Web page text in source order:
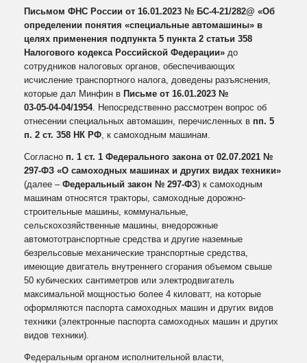
Письмом ФНС России от 16.01.2023 № БС-4-21/282@ «Об
определении понятия «специальные автомашины» в
целях применения подпункта 5 пункта 2 статьи 358
Налогового кодекса Российской Федерации» до
сотрудников налоговых органов, обеспечивающих
исчисление транспортного налога, доведены разъяснения,
которые дал Минфин в Письме от 16.01.2023 №
03‑05‑04‑04/1954. Непосредственно рассмотрен вопрос об
отнесении специальных автомашин, перечисленных в пп. 5
п. 2 ст. 358 НК РФ, к самоходным машинам.
Согласно п. 1 ст. 1 Федерального закона от 02.07.2021 №
297‑ФЗ «О самоходных машинах и других видах техники»
(далее –Федеральный закон № 297‑ФЗ) к самоходным
машинам относятся тракторы, самоходные дорожно-
строительные машины, коммунальные,
сельскохозяйственные машины, внедорожные
автомототранспортные средства и другие наземные
безрельсовые механические транспортные средства,
имеющие двигатель внутреннего сгорания объемом свыше
50 кубических сантиметров или электродвигатель
максимальной мощностью более 4 киловатт, на которые
оформляются паспорта самоходных машин и других видов
техники (электронные паспорта самоходных машин и других
видов техники).
Федеральным органом исполнительной власти,